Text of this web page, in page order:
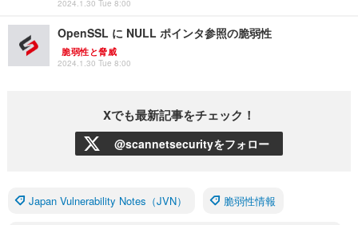
2024.1.30 Tue 8:00
OpenSSL に NULL ポインタ参照の脆弱性
脆弱性と脅威
2024.1.30 Tue 8:00
Xでも最新記事をチェック！
@scannetsecurityをフォロー
Japan Vulnerability Notes（JVN） 脆弱性情報